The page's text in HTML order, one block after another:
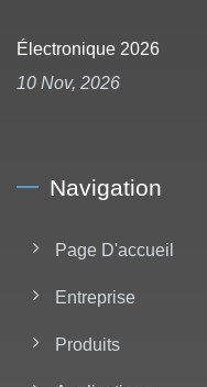
Électronique 2026
10 Nov, 2026
Navigation
Page D'accueil
Entreprise
Produits